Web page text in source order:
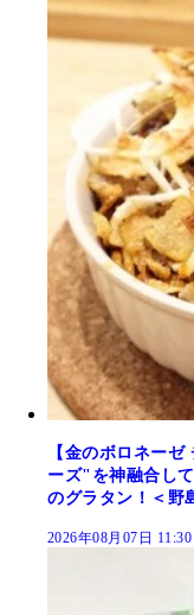
【金のボロネー
ーズ"を神融合し
のグラタン！＜野
2026年08月07日 11:30